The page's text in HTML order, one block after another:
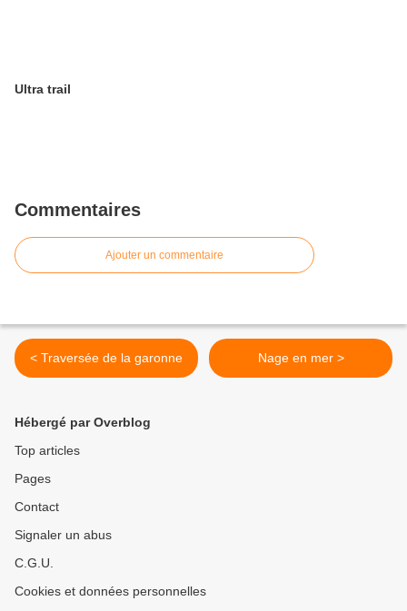
Ultra trail
Commentaires
Ajouter un commentaire
< Traversée de la garonne Nage en mer >
Hébergé par Overblog
Top articles
Pages
Contact
Signaler un abus
C.G.U.
Cookies et données personnelles